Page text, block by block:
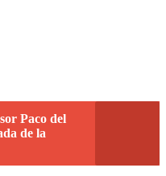
Paco del
de la